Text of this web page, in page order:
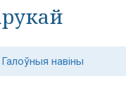
Галоўныя навіны